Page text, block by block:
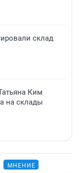
склад
Ким
на склады
МНЕНИЕ